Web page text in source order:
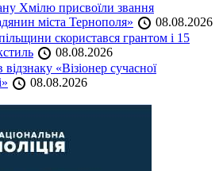
Хмілю присвоїли звання
міста Тернополя»
08.08.2026
скористався грантом і 15
08.08.2026
«Візіонер сучасної
08.08.2026